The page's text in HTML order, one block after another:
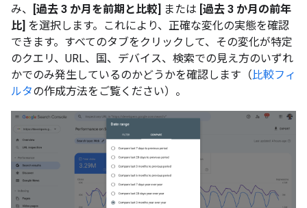
み、 [過去 3 か月を前期と比較] または [過去 3 か月の前年
比] を選択します。これにより、正確な変化の実態を確認
できます。すべてのタブをクリックして、その変化が特定
のクエリ、URL、国、デバイス、検索での見え方のいずれ
かでのみ発生しているのかどうかを確認します（ 比較フィ
ルタの作成方法をご覧ください）。